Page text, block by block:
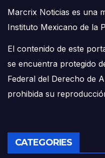
Marcrix Noticias es una
Instituto Mexicano de la
El contenido de este
se encuentra protegido
Federal del Derecho de
prohibida su
CATEGORIES